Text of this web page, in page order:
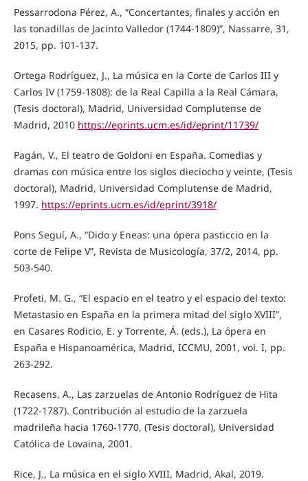
Pessarrodona Pérez, A., “Concertantes, finales y acción en
las tonadillas de Jacinto Valledor (1744-1809)”, Nassarre, 31,
2015, pp. 101-137.
Ortega Rodríguez, J., La música en la Corte de Carlos III y
Carlos IV (1759-1808): de la Real Capilla a la Real Cámara,
(Tesis doctoral), Madrid, Universidad Complutense de
Madrid, 2010 https://eprints.ucm.es/id/eprint/11739/
Pagán, V., El teatro de Goldoni en España. Comedias y
dramas con música entre los siglos dieciocho y veinte, (Tesis
doctoral), Madrid, Universidad Complutense de Madrid,
1997. https://eprints.ucm.es/id/eprint/3918/
Pons Seguí, A., “Dido y Eneas: una ópera pasticcio en la
corte de Felipe V”, Revista de Musicología, 37/2, 2014, pp.
503-540.
Profeti, M. G., “El espacio en el teatro y el espacio del texto:
Metastasio en España en la primera mitad del siglo XVIII”,
en Casares Rodicio, E. y Torrente, Á. (eds.), La ópera en
España e Hispanoamérica, Madrid, ICCMU, 2001, vol. I, pp.
263-292.
Recasens, A., Las zarzuelas de Antonio Rodríguez de Hita
(1722-1787). Contribución al estudio de la zarzuela
madrileña hacia 1760-1770, (Tesis doctoral), Universidad
Católica de Lovaina, 2001.
Rice, J., La música en el siglo XVIII, Madrid, Akal, 2019.